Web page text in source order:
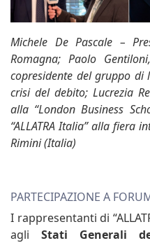
Michele De Pascale –
Romagna; Paolo
copresidente del gruppo di
crisi del debito; Lucrezia
alla “London Business
“ALLATRA Italia” alla fiera
Rimini (Italia)
PARTECIPAZIONE A
I rappresentanti di
agli Stati Generali